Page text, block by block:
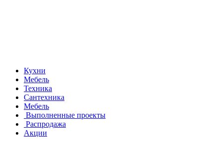
Кухни
Мебель
Техника
Сантехника
Мебель
Выполненные проекты
Распродажа
Акции